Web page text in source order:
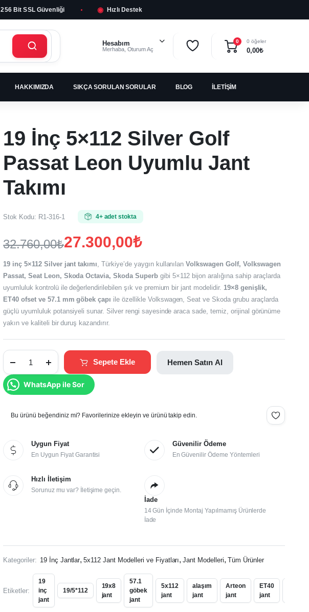
256 Bit SSL Güvenliği ◉ Hızlı Destek
Hesabım
Merhaba, Oturum Aç
0 0 öğeler
0,00₺
HAKKIMIZDA SIKÇA SORULAN SORULAR BLOG İLETIŞIM
19 İnç 5×112 Silver Golf
Passat Leon Uyumlu Jant
Takımı
Stok Kodu: R1-316-1 4+ adet stokta
32.760,00₺
Orijinal
fiyat:
32.760,00₺.
27.300,00₺
Şu
andaki
fiyat:
27.300,00₺.
19 inç 5×112 Silver jant takımı, Türkiye’de yaygın kullanılanVolkswagen Golf, Volkswagen
Passat, Seat Leon, Skoda Octavia, Skoda Superb gibi 5×112 bijon aralığına sahip araçlarda
uyumluluk kontrolü ile değerlendirilebilen şık ve premium bir jant modelidir. 19×8 genişlik,
ET40 ofset ve 57.1 mm göbek çapı ile özellikle Volkswagen, Seat ve Skoda grubu araçlarda
güçlü uyumluluk potansiyeli sunar. Silver rengi sayesinde araca sade, temiz, orijinal görünüme
yakın ve kaliteli bir duruş kazandırır.
Silver
Golf
Jant
Sepete Ekle Hemen Satın Al
WhatsApp ile Sor
Bu ürünü beğendiniz mi? Favorilerinize ekleyin ve ürünü takip edin.
Uygun Fiyat
En Uygun Fiyat Garantisi
Güvenilir Ödeme
En Güvenilir Ödeme Yöntemleri
Hızlı İletişim
Sorunuz mu var? İletişime geçin.
İade
14 Gün İçinde Montaj Yapılmamış Ürünlerde
İade
Kategoriler: 19 İnç Jantlar, 5x112 Jant Modelleri ve Fiyatları, Jant Modelleri, Tüm Ürünler
Etiketler:
19
inç
jant
19/5*112
19x8
jant
57.1
göbek
jant
5x112
jant
alaşım
jant
Arteon
jant
ET40
jant